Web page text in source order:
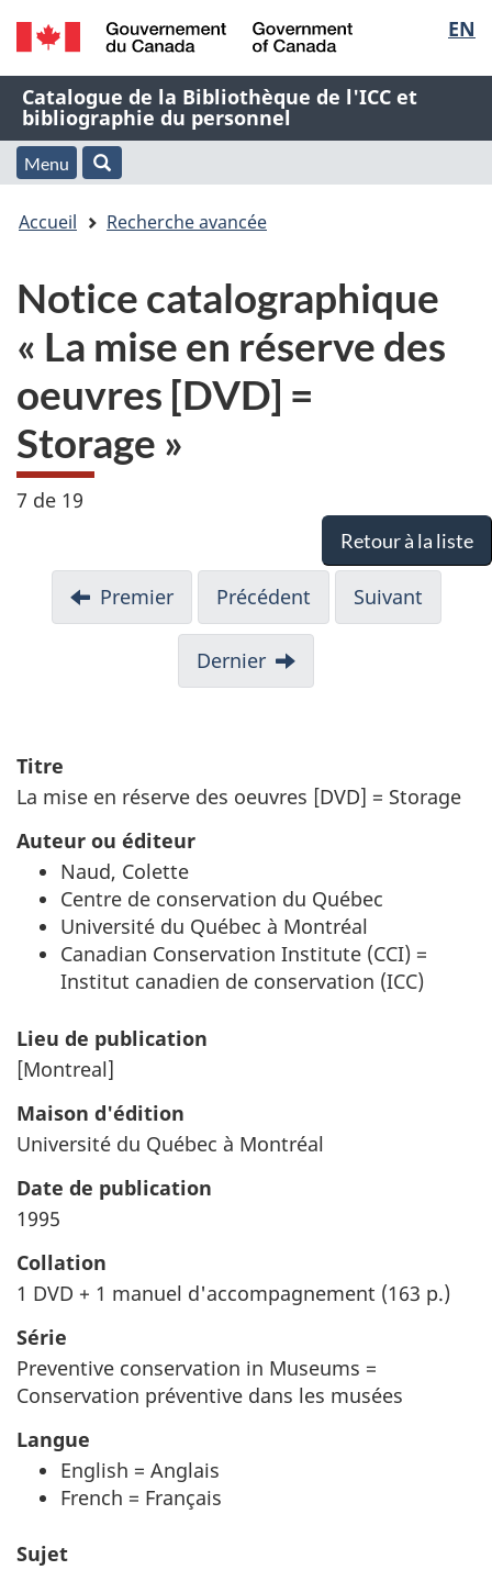
Passer
au
contenu
principal
Passer
à
« À
propos
de
application
Passer
à
la
version
HTML
de
la
EN
/
Government
of
Canada
Nom
de
l'application
Web
Catalogue de la Bibliothèque de l'ICC et
bibliographie du personnel
Menu
et
Menu
Vous
ici
Accueil Recherche avancée
Notice catalographique
« La mise en réserve des
oeuvres [DVD] =
Storage »
7 de 19
Retour à la liste
Premier Précédent Suivant
Dernier
Titre
La mise en réserve des oeuvres [DVD] = Storage
Auteur ou éditeur
Naud, Colette
Centre de conservation du Québec
Université du Québec à Montréal
Canadian Conservation Institute (CCI) =
Institut canadien de conservation (ICC)
Lieu de publication
[Montreal]
Maison d'édition
Université du Québec à Montréal
Date de publication
1995
Collation
1 DVD + 1 manuel d'accompagnement (163 p.)
Série
Preventive conservation in Museums =
Conservation préventive dans les musées
Langue
English = Anglais
French = Français
Sujet